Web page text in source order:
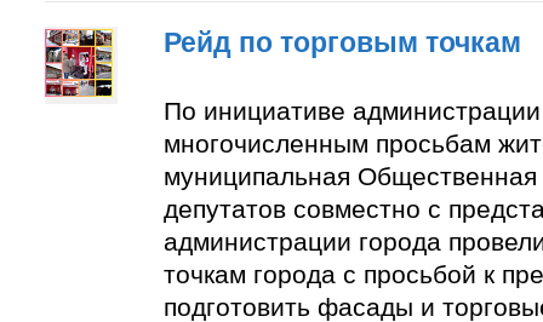
Рейд по торговым точкам
По инициативе
многочисленным просьбам
муниципальная Общественная
депутатов совместно с
администрации города
точкам города с просьбой к
подготовить фасады и